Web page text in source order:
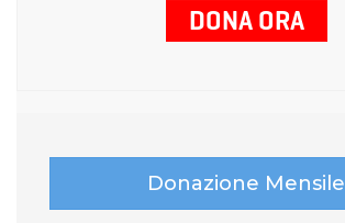
DONA ORA
Donazione Mensile